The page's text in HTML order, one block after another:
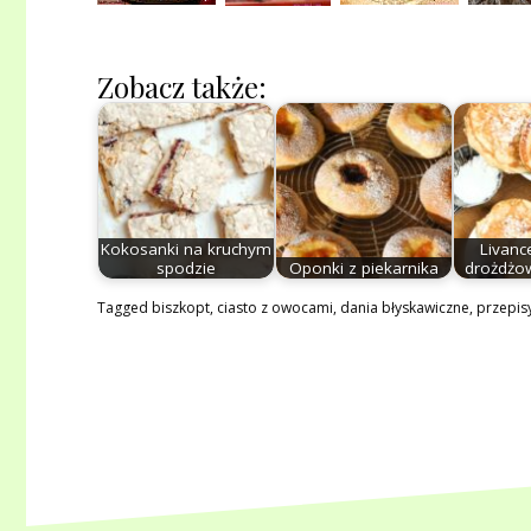
Zobacz także:
Kokosanki na kruchym
spodzie
Oponki z piekarnika
Tagged biszkopt, ciasto z owocami, dania błyskawiczne,